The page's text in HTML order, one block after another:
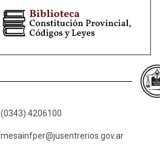
(0343) 4206100
mesainfper@jusentrerios.gov.ar